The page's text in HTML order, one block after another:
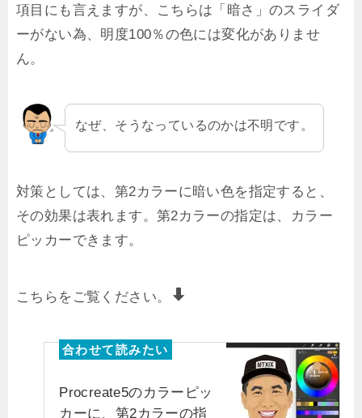
項目にも言えますが、こちらは「暗さ」のスライダ
ーがない為、明度100％の色には変化がありませ
ん。
なぜ、そうなっているのかは不明です。
対策としては、第2カラーに暗い色を指定すると、
その効果は表れます。第2カラーの指定は、カラー
ピッカーできます。
こちらをご覧ください。
Procreate5のカラーピッ
カーに、第2カラーの指